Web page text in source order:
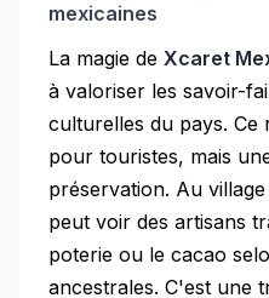
mexicaines
La magie de Xcaret
à valoriser les savoir-
culturelles du pays.
pour touristes, mais
préservation. Au
peut voir des artisans
poterie ou le cacao
ancestrales. C'est une